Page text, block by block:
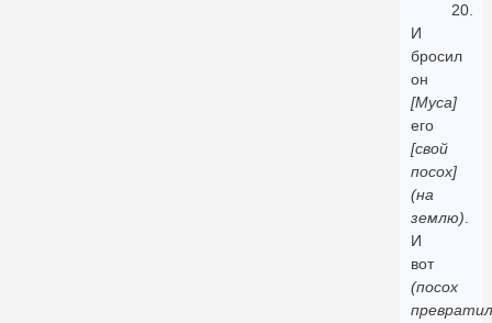
20.
И
бросил
он
[Муса]
его
[свой
посох]
(на
землю).
И
вот
(посох